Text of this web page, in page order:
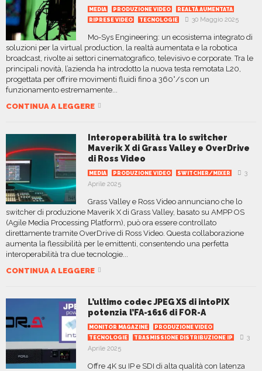
MEDIA PRODUZIONE VIDEO
REALTÀ AUMENTATA
RIPRESE VIDEO
TECNOLOGIE 30 Maggio 2025
Mo-Sys Engineering: un ecosistema integrato di
soluzioni per la virtual production, la realtà aumentata e la robotica
broadcast, rivolte ai settori cinematografico, televisivo e corporate. Tra le
principali novità, l’azienda ha introdotto la nuova testa remotata L20,
progettata per offrire movimenti fluidi fino a 360°/s con un
funzionamento estremamente...
CONTINUA A LEGGERE
Interoperabilità tra lo switcher
Maverik X di Grass Valley e OverDrive
di Ross Video
MEDIA PRODUZIONE VIDEO SWITCHER/MIXER
3
Aprile 2025
Grass Valley e Ross Video annunciano che lo
switcher di produzione Maverik X di Grass Valley, basato su AMPP OS
(Agile Media Processing Platform), può ora essere controllato
direttamente tramite OverDrive di Ross Video. Questa collaborazione
aumenta la flessibilità per le emittenti, consentendo una perfetta
interoperabilità tra due tecnologie...
CONTINUA A LEGGERE
L’ultimo codec JPEG XS di intoPIX
potenzia l’FA-1616 di FOR-A
MONITOR MAGAZINE
PRODUZIONE VIDEO
TECNOLOGIE
TRASMISSIONE DISTRIBUZIONE IP
3
Aprile 2025
Offre 4K su IP e SDI di alta qualità con latenza